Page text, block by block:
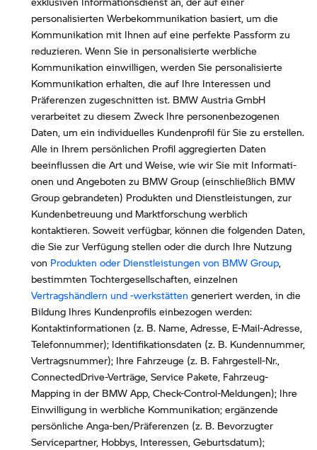
personalisierten Werbekommunikation basiert, um die
Kommunikation mit Ihnen auf eine perfekte Passform zu
reduzieren. Wenn Sie in personalisierte werbliche
Kommunikation einwilligen, werden Sie personalisierte
Kommunikation erhalten, die auf Ihre Interessen und
Präferenzen zugeschnitten ist. BMW Austria GmbH
verarbeitet zu diesem Zweck Ihre personenbezogenen
Daten, um ein individuelles Kundenprofil für Sie zu erstellen.
Alle in Ihrem persönlichen Profil aggregierten Daten
beeinflussen die Art und Weise, wie wir Sie mit Informati-
onen und Angeboten zu BMW Group (einschließlich BMW
Group gebrandeten) Produkten und Dienstleistungen, zur
Kundenbetreuung und Marktforschung werblich
kontaktieren. Soweit verfügbar, können die folgenden Daten,
die Sie zur Verfügung stellen oder die durch Ihre Nutzung
von Produkten oder Dienstleistungen von BMW Group,
bestimmten Tochtergesellschaften, einzelnen
Vertragshändlern und -werkstätten generiert werden, in die
Bildung Ihres Kundenprofils einbezogen werden:
Kontaktinformationen (z. B. Name, Adresse, E-Mail-Adresse,
Telefonnummer); Identifikationsdaten (z. B. Kundennummer,
Vertragsnummer); Ihre Fahrzeuge (z. B. Fahrgestell-Nr.,
ConnectedDrive-Verträge, Service Pakete, Fahrzeug-
Mapping in der BMW App, Check-Control-Meldungen); Ihre
Einwilligung in werbliche Kommunikation; ergänzende
persönliche Anga-ben/Präferenzen (z. B. Bevorzugter
Servicepartner, Hobbys, Interessen, Geburtsdatum);